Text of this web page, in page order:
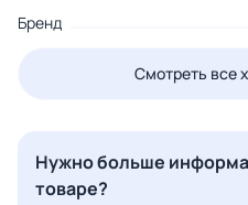
Бренд
Смотреть все
Нужно больше
товаре?